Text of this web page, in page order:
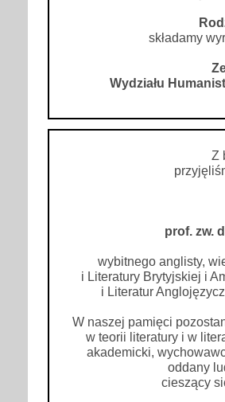
składamy
Wydziału
Z
prof. zw.
wybitnego anglisty,
i Literatury Brytyjskiej i
i Literatur
W naszej pamięci
w teorii literatury i w
akademicki,
oddany
cieszący